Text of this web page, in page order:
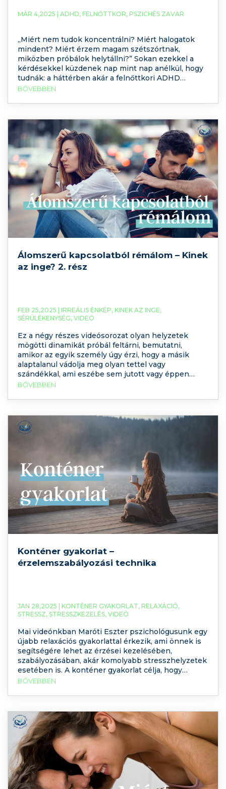
MÁR 4,2025 | ADHD, FELNŐTTKOR, PSZICHÉS ZAVAR
„Miért nem tudok koncentrálni? Miért halogatok
mindent? Miért érzem magam szétszórtnak,
miközben próbálok helytállni?” Sokan ezekkel a
kérdésekkel küzdenek nap mint nap anélkül, hogy
tudnák: a háttérben akár a felnőttkori ADHD
(figyelemhiányos hiperaktivitás-zavar) is állhat. Bár
sokaknál gyermekkorban nem ismerik fel, így a
BŐVEBBEN
Álomszerű kapcsolatból rémálom – Kinek
az inge? 2. rész
FEB 25,2025 | IRREÁLIS ÉNKÉP, KINEK AZ INGE,
SÉRÜLÉKENYSÉG, VIDEÓ
Ez a négy részes videósorozat olyan helyzetek
mögötti dinamikát próbál feltárni, bemutatni,
amikor az egyik személy úgy érzi, hogy a másik
alaptalanul vádolja meg olyan tettel vagy
szándékkal, ami eszébe sem jutott vagy éppen
érthetetlen módon támad rá és megalázó módon
Alfának, a másik személyt (aki értetlenül,
BŐVEBBEN
Konténer gyakorlat –
érzelemszabályozási technika
JAN 28,2025 | KONTÉNER GYAKORLAT, RELAXÁCIÓ,
STRESSZ, STRESSZKEZELÉS, VIDEÓ
Mai videónkban Maróti Eszter pszichológusunk egy
újabb relaxációs gyakorlattal érkezik, ami önnek is
segítségére lehet az érzései kezelésében,
szabályozásában, akár komolyabb stresszhelyzetek
esetében is. A konténer gyakorlat célja, hogy
stresszhelyzetben is képesek legyünk
szervezetünket a stressz okozta hatásoktól.
csatornánkon, iratkozzon fel a részletekért! Szánjon
néhány
BŐVEBBEN